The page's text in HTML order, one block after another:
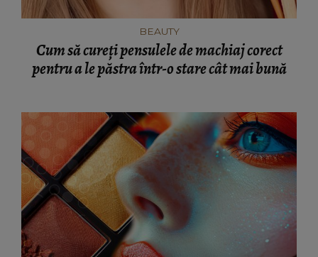
BEAUTY
Cum să cureți pensulele de machiaj corect
pentru a le păstra într-o stare cât mai bună